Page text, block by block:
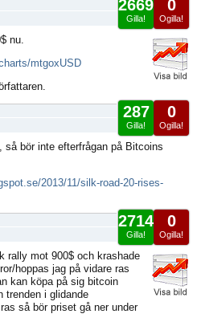
0
Ogilla!
2669
Gilla!
nu.
mtgoxUSD
0
Ogilla!
287
Gilla!
så bör inte efterfrågan på Bitcoins
2013/11/silk-road-20-rises-
0
Ogilla!
2714
Gilla!
rally mot 900$ och krashade
hoppas jag på vidare ras
kan köpa på sig bitcoin
trenden i glidande
så bör priset gå ner under